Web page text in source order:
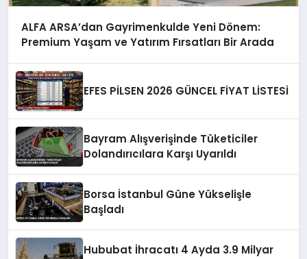
ALFA ARSA’dan Gayrimenkulde Yeni Dönem:
Premium Yaşam ve Yatırım Fırsatları Bir Arada
EFES PİLSEN 2026 GÜNCEL FİYAT LİSTESİ
Bayram Alışverişinde Tüketiciler
Dolandırıcılara Karşı Uyarıldı
Borsa İstanbul Güne Yükselişle
Başladı
Hububat İhracatı 4 Ayda 3.9 Milyar